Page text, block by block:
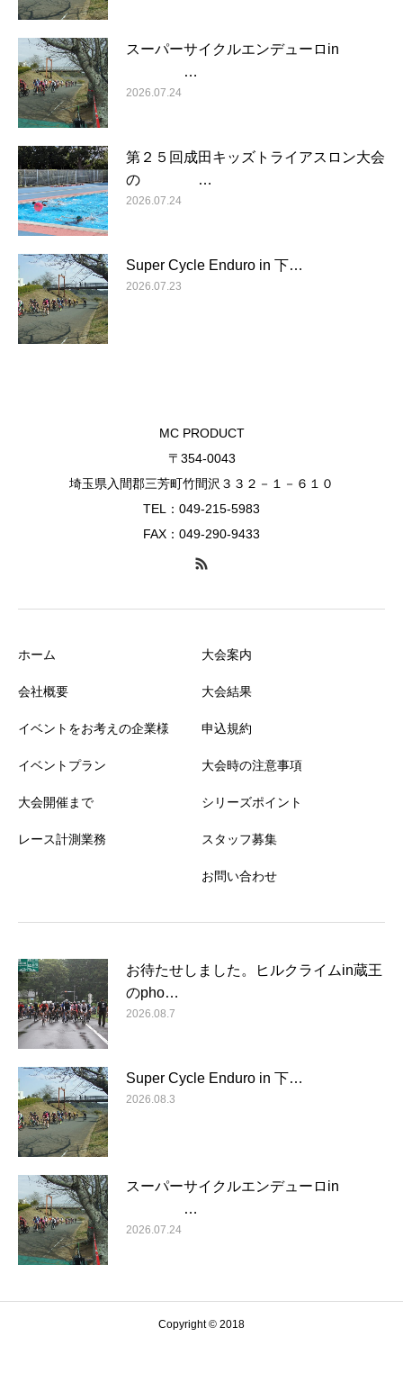
スーパーサイクルエンデューロin
…
2026.07.24
第２５回成田キッズトライアスロン大会
の …
2026.07.24
Super Cycle Enduro in 下…
2026.07.23
MC PRODUCT
〒354-0043
埼玉県入間郡三芳町竹間沢３３２－１－６１０
TEL：049-215-5983
FAX：049-290-9433
ホーム
会社概要
イベントをお考えの企業様
イベントプラン
大会開催まで
レース計測業務
大会案内
大会結果
申込規約
大会時の注意事項
シリーズポイント
スタッフ募集
お問い合わせ
お待たせしました。ヒルクライムin蔵王
のpho…
2026.08.7
Super Cycle Enduro in 下…
2026.08.3
スーパーサイクルエンデューロin
…
2026.07.24
Copyright © 2018